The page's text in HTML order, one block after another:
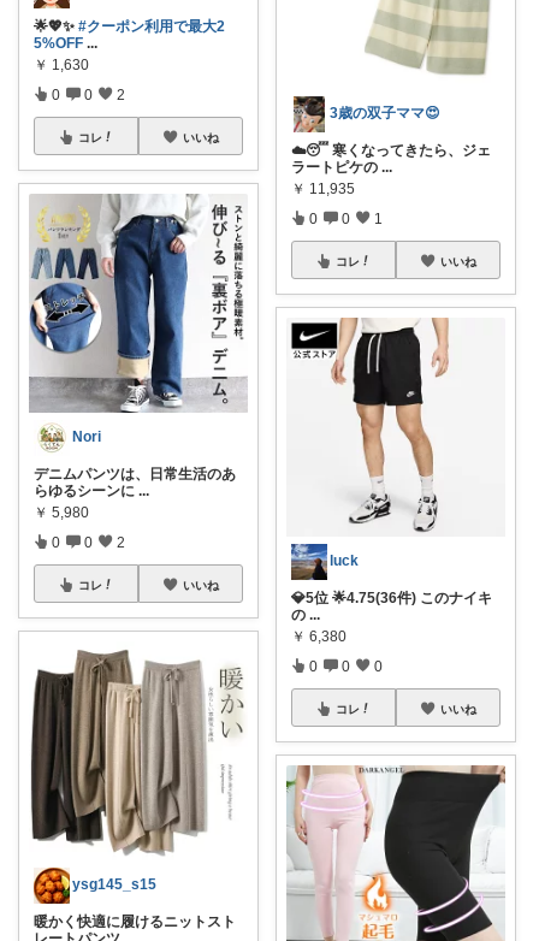
🌟💖✨ #クーポン利用で最大2
5%OFF ...
￥ 1,630
0 0 2
コレ いいね
Nori
デニムパンツは、日常生活のあ
らゆるシーンに ...
￥ 5,980
0 0 2
コレ いいね
ysg145_s15
暖かく快適に履けるニットスト
3歳の双子ママ😍
☁️😴 寒くなってきたら、ジェ
ラートピケの ...
￥ 11,935
0 0 1
コレ いいね
luck
💎5位 🌟4.75(36件) このナイキ
の ...
￥ 6,380
0 0 0
コレ いいね